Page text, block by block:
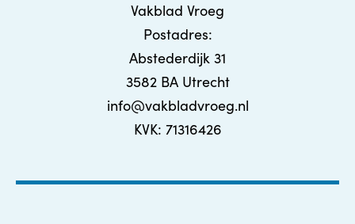
Vakblad Vroeg
Postadres:
Abstederdijk 31
3582 BA Utrecht
info@vakbladvroeg.nl
KVK: 71316426